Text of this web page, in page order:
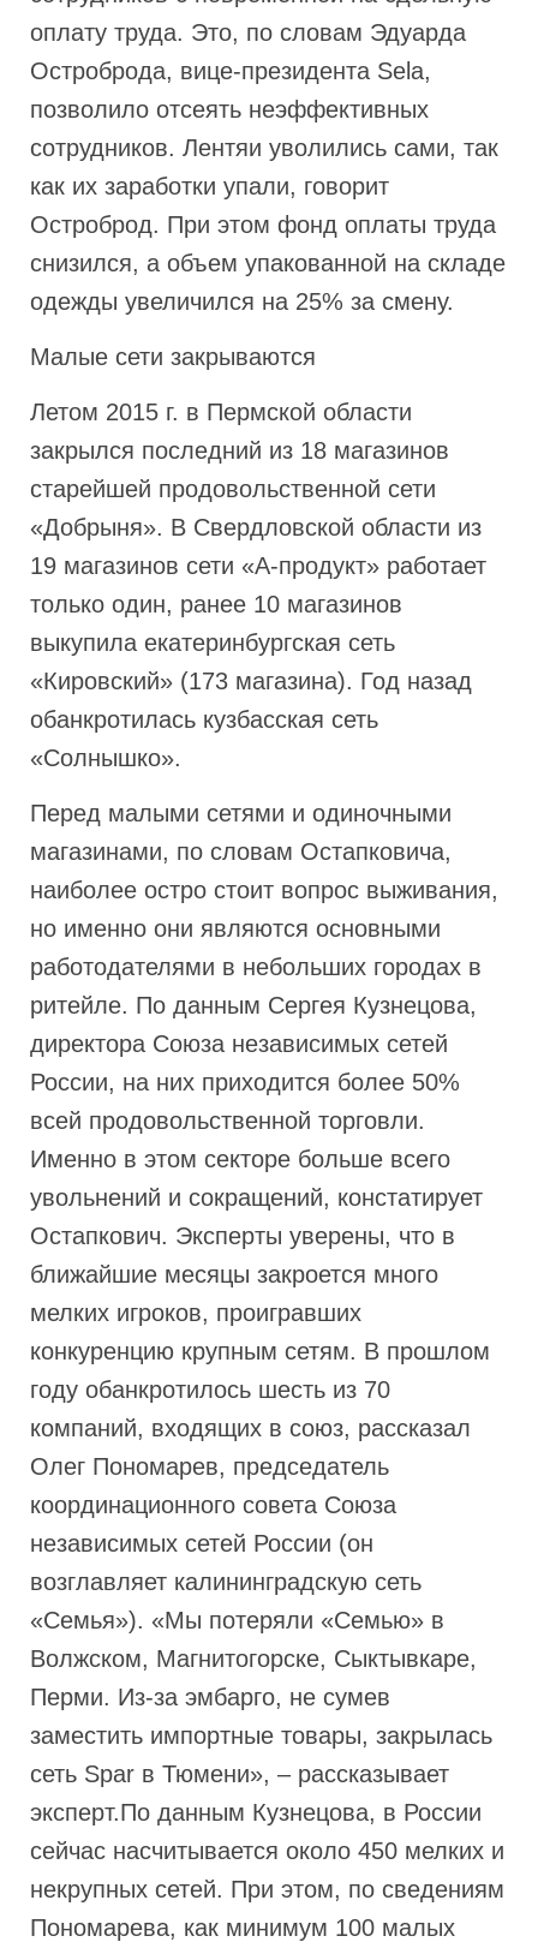
оплату труда. Это, по словам Эдуарда
Остроброда, вице-президента Sela,
позволило отсеять неэффективных
сотрудников. Лентяи уволились сами, так
как их заработки упали, говорит
Остроброд. При этом фонд оплаты труда
снизился, а объем упакованной на складе
одежды увеличился на 25% за смену.
Малые сети закрываются
Летом 2015 г. в Пермской области
закрылся последний из 18 магазинов
старейшей продовольственной сети
«Добрыня». В Свердловской области из
19 магазинов сети «А-продукт» работает
только один, ранее 10 магазинов
выкупила екатеринбургская сеть
«Кировский» (173 магазина). Год назад
обанкротилась кузбасская сеть
«Солнышко».
Перед малыми сетями и одиночными
магазинами, по словам Остапковича,
наиболее остро стоит вопрос выживания,
но именно они являются основными
работодателями в небольших городах в
ритейле. По данным Сергея Кузнецова,
директора Союза независимых сетей
России, на них приходится более 50%
всей продовольственной торговли.
Именно в этом секторе больше всего
увольнений и сокращений, констатирует
Остапкович. Эксперты уверены, что в
ближайшие месяцы закроется много
мелких игроков, проигравших
конкуренцию крупным сетям. В прошлом
году обанкротилось шесть из 70
компаний, входящих в союз, рассказал
Олег Пономарев, председатель
координационного совета Союза
независимых сетей России (он
возглавляет калининградскую сеть
«Семья»). «Мы потеряли «Семью» в
Волжском, Магнитогорске, Сыктывкаре,
Перми. Из-за эмбарго, не сумев
заместить импортные товары, закрылась
сеть Spar в Тюмени», – рассказывает
эксперт.По данным Кузнецова, в России
сейчас насчитывается около 450 мелких и
некрупных сетей. При этом, по сведениям
Пономарева, как минимум 100 малых